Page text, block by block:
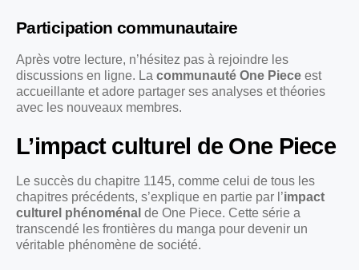
Participation communautaire
Après votre lecture, n’hésitez pas à rejoindre les
discussions en ligne. La communauté One Piece est
accueillante et adore partager ses analyses et théories
avec les nouveaux membres.
L’impact culturel de One Piece
Le succès du chapitre 1145, comme celui de tous les
chapitres précédents, s’explique en partie par l’impact
culturel phénoménal de One Piece. Cette série a
transcendé les frontières du manga pour devenir un
véritable phénomène de société.